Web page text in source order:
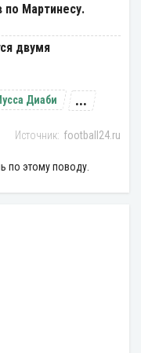
по Мартинесу.
двумя
Диаби ...
football24.ru
по этому поводу.